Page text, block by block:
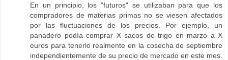
En un principio, los "futuros" se utilizaban para que los
compradores de materias primas no se viesen afectados
por las fluctuaciones de los precios. Por ejemplo, un
panadero podía comprar X sacos de trigo en marzo a X
euros para tenerlo realmente en la cosecha de septiembre
independientemente de su precio de mercado en este mes.